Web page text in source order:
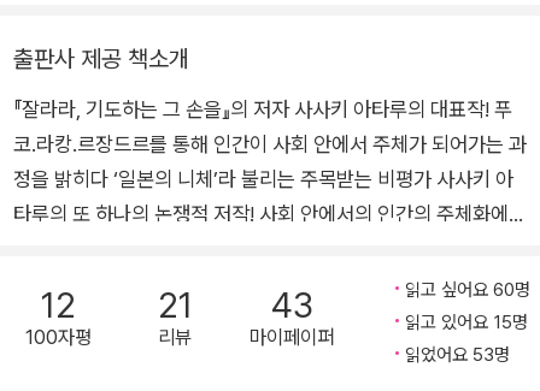
결과, 지금의 필자로서는 “야전과 영원”이라고밖에 명명할 수 없는
시공이 출현했다. 생각하지도 못한 현현이었다.
『야전과 영원』이라는 제목을 지닌 이 책의 이로(理路)는 “통일된 시
점” “필연성” “전체성”을 보장하는 “끝(종언)”을 무슨 일이 있어도
부정하고자 한다. 왜냐하면 “영원”한 “밤”의 “투쟁”에 바치는 책이므
로. 여기에 끝은 없다. 시계(視界)는 어둡고 도통 믿음직스럽지 않다.
는 행위가 본질적으로 도박이라는 사실이야말로 『야전과 영원』이라
는 이름으로 불리는 이 책의 중심에 있는 개념이다. “영원한 야전”을
한눈에 조망할 수 있는 통일된 시점 따위는 절대로 존재하지 않는다
출판사 제공 책소개
『잘라라, 기도하는 그 손을』의 저자 사사키 아타루의 대표작! 푸
코.라캉.르장드르를 통해 인간이 사회 안에서 주체가 되어가는 과
정을 밝히다 ‘일본의 니체’라 불리는 주목받는 비평가 사사키 아
타루의 또 하나의 논쟁적 저작! 사회 안에서의 인간의 주체화에
을』의 저자 사사키 아타루의 신작 『야전과 영원(夜戰と永遠):
푸코.라캉.르장드르』(안천 옮김)이 출간되었다. 전작 『잘라라, 기
도하는 그 손을』에서 ‘혁명은 폭력이 아니라 읽고 쓰는 것 그 자
12
100자평
21
리뷰
43
마이페이퍼
읽고 싶어요 60명
읽고 있어요 15명
읽었어요 53명